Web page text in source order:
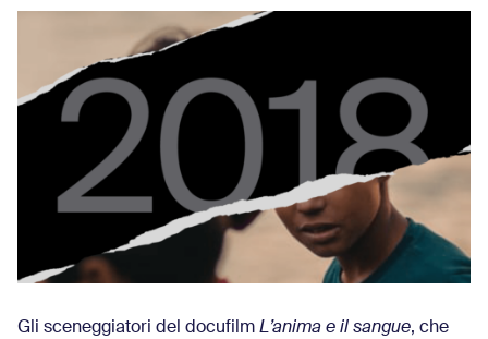
Gli sceneggiatori del docufilm L’anima e il sangue, che